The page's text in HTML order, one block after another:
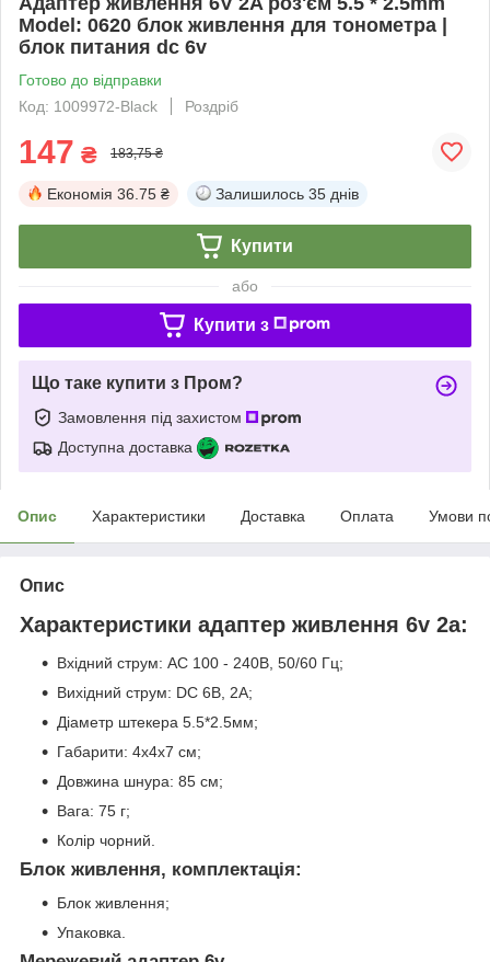
Model: 0620 блок живлення для тонометра |
блок питания dc 6v
Готово до відправки
Код: 1009972-Black
Роздріб
147 ₴ 183,75 ₴
Економія 36.75 ₴ Залишилось 35 днів
Купити
або
Купити з
Що таке купити з Пром?
Замовлення під захистом
Доступна доставка
Опис Характеристики Доставка Оплата Умови
Опис
Характеристики адаптер живлення 6v 2a:
Вхідний струм: AC 100 - 240В, 50/60 Гц;
Вихідний струм: DC 6В, 2А;
Діаметр штекера 5.5*2.5мм;
Габарити: 4х4х7 см;
Довжина шнура: 85 см;
Вага: 75 г;
Колір чорний.
Блок живлення, комплектація:
Блок живлення;
Упаковка.